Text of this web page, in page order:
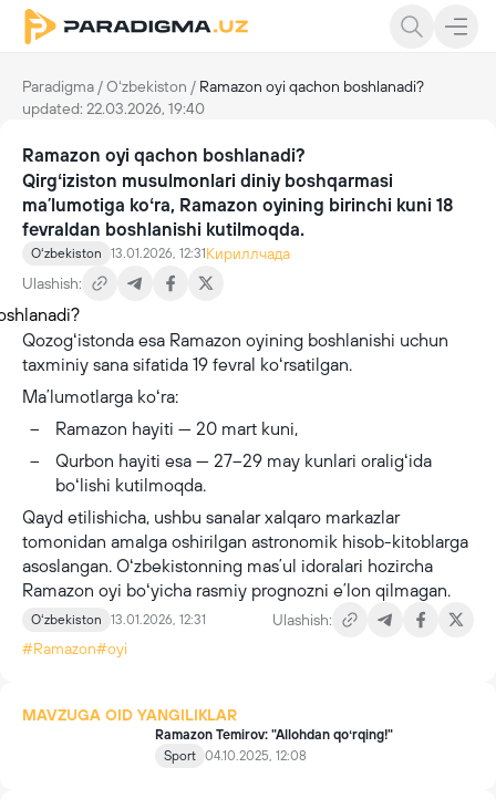
Paradigma /Oʻzbekiston / Ramazon oyi qachon boshlanadi?
updated: 22.03.2026, 19:40
Ramazon oyi qachon boshlanadi?
Qirgʻiziston musulmonlari diniy boshqarmasi
maʼlumotiga koʻra, Ramazon oyining birinchi kuni 18
fevraldan boshlanishi kutilmoqda.
Oʻzbekiston 13.01.2026, 12:31 Кириллчада
Ulashish:
Qozogʻistonda esa Ramazon oyining boshlanishi uchun
taxminiy sana sifatida 19 fevral koʻrsatilgan.
Maʼlumotlarga koʻra:
Ramazon hayiti — 20 mart kuni,
Qurbon hayiti esa — 27–29 may kunlari oraligʻida
boʻlishi kutilmoqda.
Qayd etilishicha, ushbu sanalar xalqaro markazlar
tomonidan amalga oshirilgan astronomik hisob-kitoblarga
asoslangan. Oʻzbekistonning masʼul idoralari hozircha
Ramazon oyi boʻyicha rasmiy prognozni eʼlon qilmagan.
Oʻzbekiston 13.01.2026, 12:31
Ulashish:
#Ramazon#oyi
MAVZUGA OID YANGILIKLAR
Ramazon Temirov: "Allohdan qoʻrqing!"
Sport 04.10.2025, 12:08